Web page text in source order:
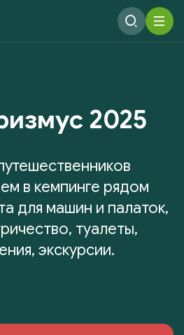
2025
в кемпинге рядом
для машин и палаток,
туалеты,
экскурсии.